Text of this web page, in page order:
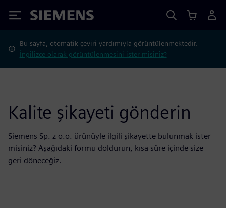
Siemens
Bu sayfa, otomatik çeviri yardımıyla görüntülenmektedir.
İngilizce olarak görüntülenmesini ister misiniz?
Kalite şikayeti gönderin
Siemens Sp. z o.o. ürünüyle ilgili şikayette bulunmak ister
misiniz? Aşağıdaki formu doldurun, kısa süre içinde size
geri döneceğiz.